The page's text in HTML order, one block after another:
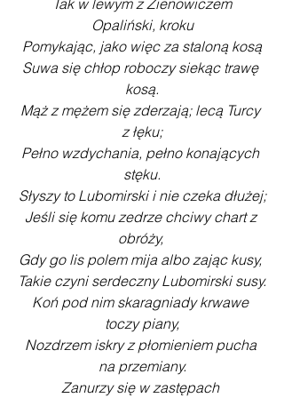
Opaliński, kroku
Pomykając, jako więc za staloną kosą
Suwa się chłop roboczy siekąc trawę
kosą.
Mąż z mężem się zderzają; lecą Turcy
z łęku;
Pełno wzdychania, pełno konających
stęku.
Słyszy to Lubomirski i nie czeka dłużej;
Jeśli się komu zedrze chciwy chart z
obróży,
Gdy go lis polem mija albo zając kusy,
Takie czyni serdeczny Lubomirski susy.
Koń pod nim skaragniady krwawe
toczy piany,
Nozdrzem iskry z płomieniem pucha
na przemiany.
Zanurzy się w zastępach